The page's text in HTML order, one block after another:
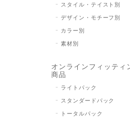
スタイル・テイスト別
デザイン・モチーフ別
カラー別
素材別
オンラインフィッティ
商品
ライトパック
スタンダードパック
トータルパック